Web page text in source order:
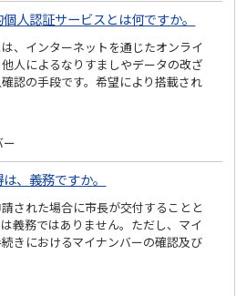
人認証サービスとは何ですか。
、インターネットを通じたオンライ
人によるなりすましやデータの改ざ
認の手段です。希望により搭載され
ー
、義務ですか。
された場合に市長が交付することと
義務ではありません。ただし、マイ
きにおけるマイナンバーの確認及び